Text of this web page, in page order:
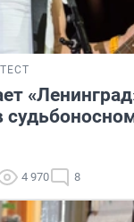
ТЕСТ
4 970 8